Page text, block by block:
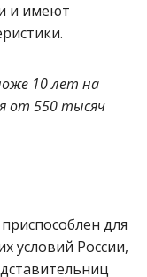
и имеют
10 лет на
от 550 тысяч
для
условий России,